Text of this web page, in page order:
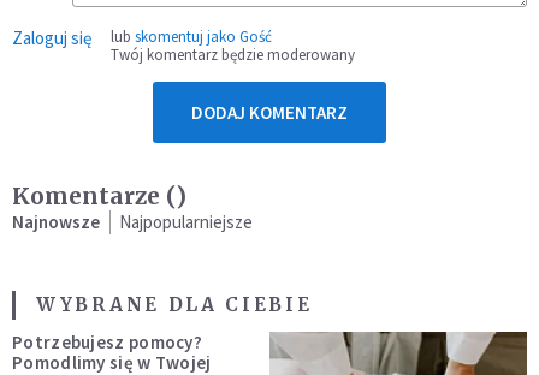
Zaloguj się lub skomentuj jako Gość
Twój komentarz będzie moderowany
DODAJ KOMENTARZ
Komentarze ()
Najnowsze Najpopularniejsze
WYBRANE DLA CIEBIE
Potrzebujesz pomocy?
Pomodlimy się w Twojej